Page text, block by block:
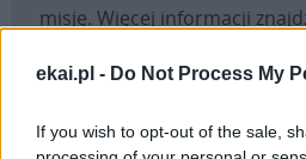
ekai.pl - Do Not Process My
If you wish to opt-out of the sale,
misję. Więcej informacji
Facebook